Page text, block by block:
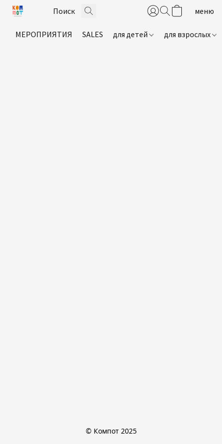
МЕРОПРИЯТИЯ SALES для детей для взрослых
© Компот 2025